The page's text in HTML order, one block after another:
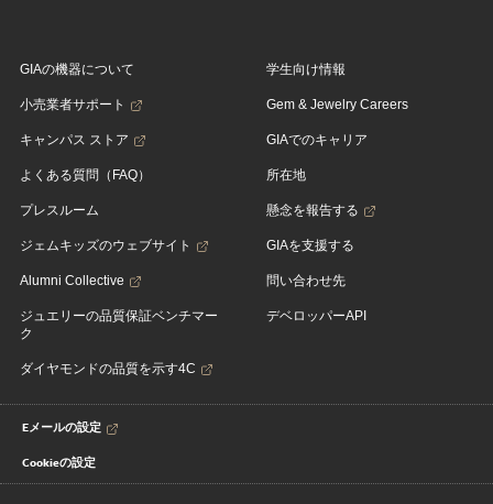
GIAの機器について
小売業者サポート
キャンパス ストア
よくある質問（FAQ）
プレスルーム
ジェムキッズのウェブサイト
Alumni Collective
ジュエリーの品質保証ベンチマー
ク
ダイヤモンドの品質を示す4C
学生向け情報
Gem & Jewelry Careers
GIAでのキャリア
所在地
懸念を報告する
GIAを支援する
問い合わせ先
デベロッパーAPI
Eメールの設定
Cookieの設定